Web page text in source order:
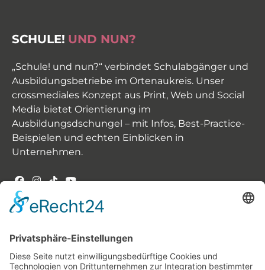
SCHULE! UND NUN?
„Schule! und nun?“ verbindet Schulabgänger und
Ausbildungsbetriebe im Ortenaukreis. Unser
crossmediales Konzept aus Print, Web und Social
Media bietet Orientierung im
Ausbildungsdschungel – mit Infos, Best-Practice-
Beispielen und echten Einblicken in
Unternehmen.
Der Weg zum Ausbildungsplatz